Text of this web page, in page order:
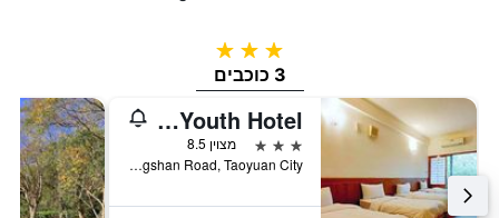
3 כוכבים
3 כוכבים
Fuxing Youth Hotel
3 כוכבים
מצוין 8.5
No.1, Zhongshan Road, Taoyuan City, טייוואן